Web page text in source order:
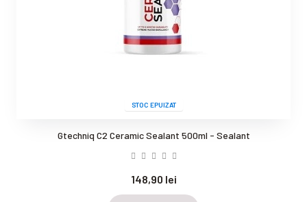
STOC EPUIZAT
Gtechniq C2 Ceramic Sealant 500ml - Sealant
148,90 lei